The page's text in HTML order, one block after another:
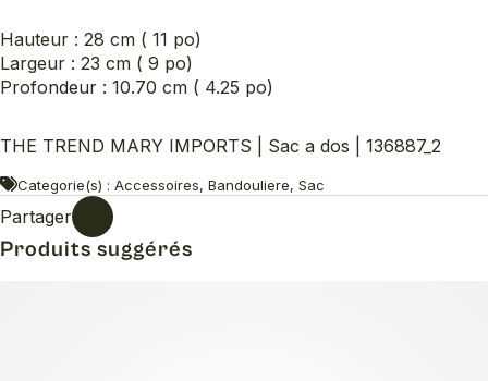
Hauteur : 28 cm ( 11 po)
Largeur : 23 cm ( 9 po)
Profondeur : 10.70 cm ( 4.25 po)
THE TREND MARY IMPORTS | Sac a dos | 136887_2
Categorie(s) : Accessoires, Bandouliere, Sac
Partager
Produits suggérés